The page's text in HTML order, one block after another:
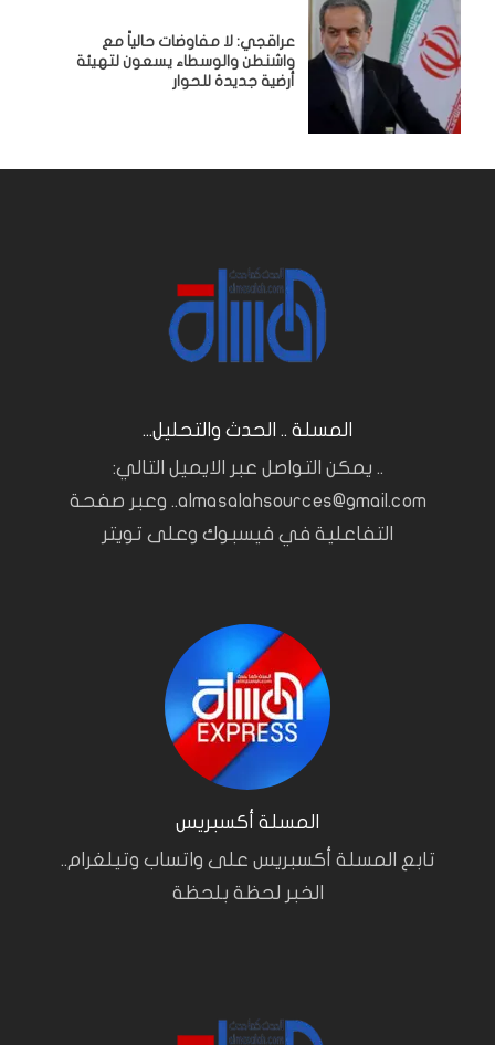
عراقجي: لا مفاوضات حالياً مع
واشنطن والوسطاء يسعون لتهيئة
أرضية جديدة للحوار
المسلة .. الحدث والتحليل...
.. يمكن التواصل عبر الايميل التالي:
almasalahsources@gmail.com.. وعبر صفحة
التفاعلية في فيسبوك وعلى تويتر
المسلة أكسبريس
تابع المسلة أكسبريس على واتساب وتيلغرام..
الخبر لحظة بلحظة